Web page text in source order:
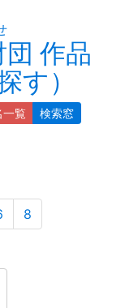
作品
す）
一覧 検索窓
8